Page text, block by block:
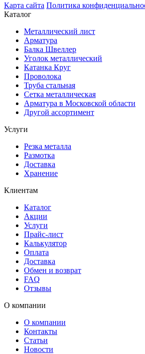
Карта сайта Политика
Каталог
Металлический лист
Арматура
Балка Швеллер
Уголок металлический
Катанка Круг
Проволока
Труба стальная
Сетка металлическая
Арматура в Московской области
Другой ассортимент
Услуги
Резка металла
Размотка
Доставка
Хранение
Клиентам
Каталог
Акции
Услуги
Прайс-лист
Калькулятор
Оплата
Доставка
Обмен и возврат
FAQ
Отзывы
О компании
О компании
Контакты
Статьи
Новости